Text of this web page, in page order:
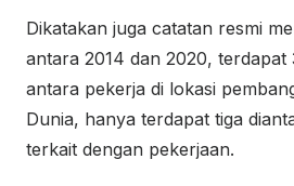
Dikatakan juga catatan resmi
antara 2014 dan 2020, terdapat
antara pekerja di lokasi
Dunia, hanya terdapat tiga
terkait dengan pekerjaan.